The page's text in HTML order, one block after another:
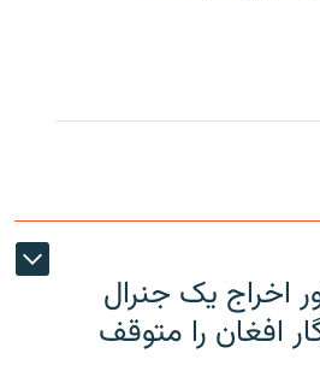
اخراج یک جنرال
افغان را متوقف